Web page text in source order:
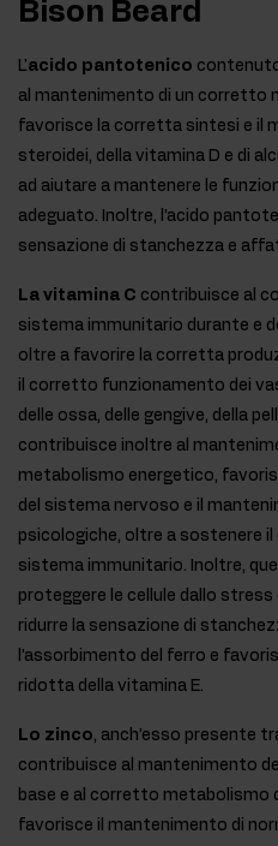
Bison Beard
L'acido pantotenico
al mantenimento di un corretto
favorisce la corretta sintesi e il
steroidei, della vitamina D e di
ad aiutare a mantenere le
adeguato. Inoltre, l’acido
sensazione di stanchezza e
La vitamina C contribuisce al
sistema immunitario durante e
oltre a favorire la corretta
il corretto funzionamento dei
delle ossa, delle gengive, della
contribuisce inoltre al
metabolismo energetico,
del sistema nervoso e il
psicologiche, oltre a sostenere
sistema immunitario. Inoltre,
proteggere le cellule dallo
ridurre la sensazione di
l’assorbimento del ferro e
ridotta della vitamina E.
Lo zinco, anch’esso presente
contribuisce al mantenimento
base e al corretto metabolismo
favorisce il mantenimento di